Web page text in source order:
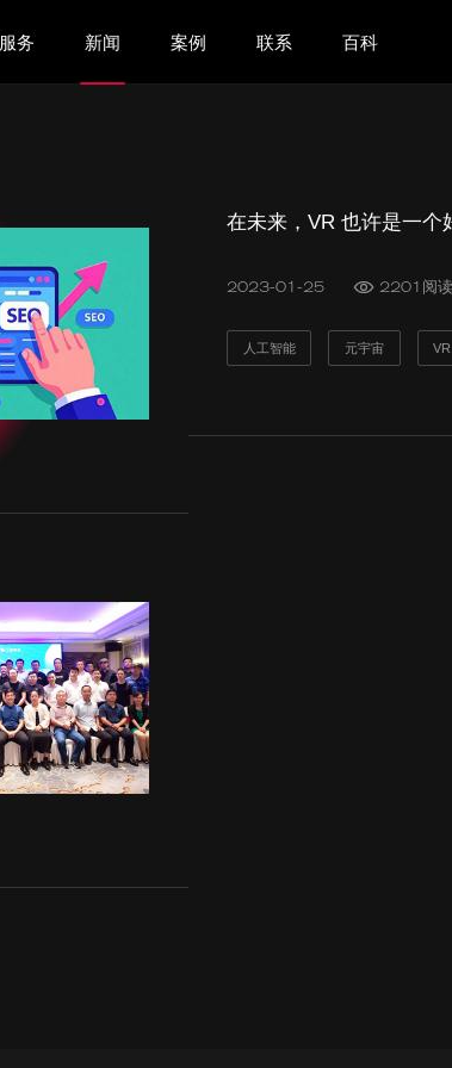
服务 新闻 案例 联系 百科
在未来，VR 也许是一个
2023-01-25 2201阅
人工智能 元宇宙 VR